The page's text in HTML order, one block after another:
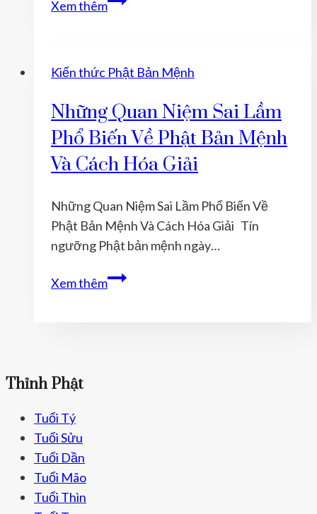
Để
Sức
Và
Sự
Thịnh
Vượng?
Xem thêm
cơ
Kiến thức Phật Bản Mệnh
Những Quan Niệm Sai Lầm
Phổ Biến Về Phật Bản Mệnh
Và Cách Hóa Giải
Những Quan Niệm Sai Lầm Phổ Biến Về
Phật Bản Mệnh Và Cách Hóa Giải Tín
ngưỡng Phật bản mệnh ngày…
Xem thêmNhững
Thỉnh Phật
Tuổi Tý
Tuổi Sửu
Tuổi Dần
Tuổi Mão
Tuổi Thìn